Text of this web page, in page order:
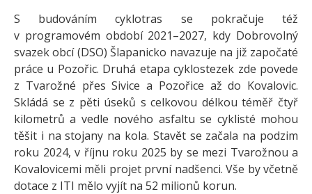
S budováním cyklotras se pokračuje též
v programovém období 2021–2027, kdy Dobrovolný
svazek obcí (DSO) Šlapanicko navazuje na již započaté
práce u Pozořic. Druhá etapa cyklostezek zde povede
z Tvarožné přes Sivice a Pozořice až do Kovalovic.
Skládá se z pěti úseků s celkovou délkou téměř čtyř
kilometrů a vedle nového asfaltu se cyklisté mohou
těšit i na stojany na kola. Stavět se začala na podzim
roku 2024, v říjnu roku 2025 by se mezi Tvarožnou a
Kovalovicemi měli projet první nadšenci. Vše by včetně
dotace z ITI mělo vyjít na 52 milionů korun.